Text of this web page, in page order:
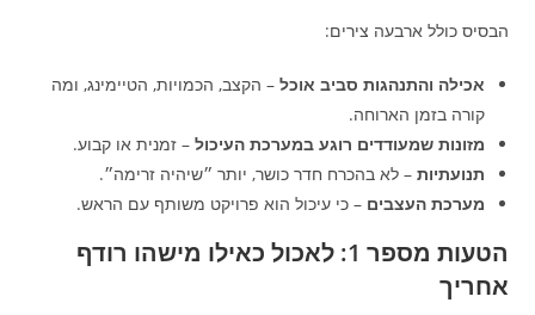
הבסיס כולל ארבעה צירים:
אכילה והתנהגות סביב אוכל – הקצב, הכמויות, הטיימינג, ומה
קורה בזמן הארוחה.
מזונות שמעודדים רוגע במערכת העיכול – זמנית או קבוע.
תנועתיות – לא בהכרח חדר כושר, יותר ״שיהיה זרימה״.
מערכת העצבים – כי עיכול הוא פרויקט משותף עם הראש.
הטעות מספר 1: לאכול כאילו מישהו רודף
אחריך